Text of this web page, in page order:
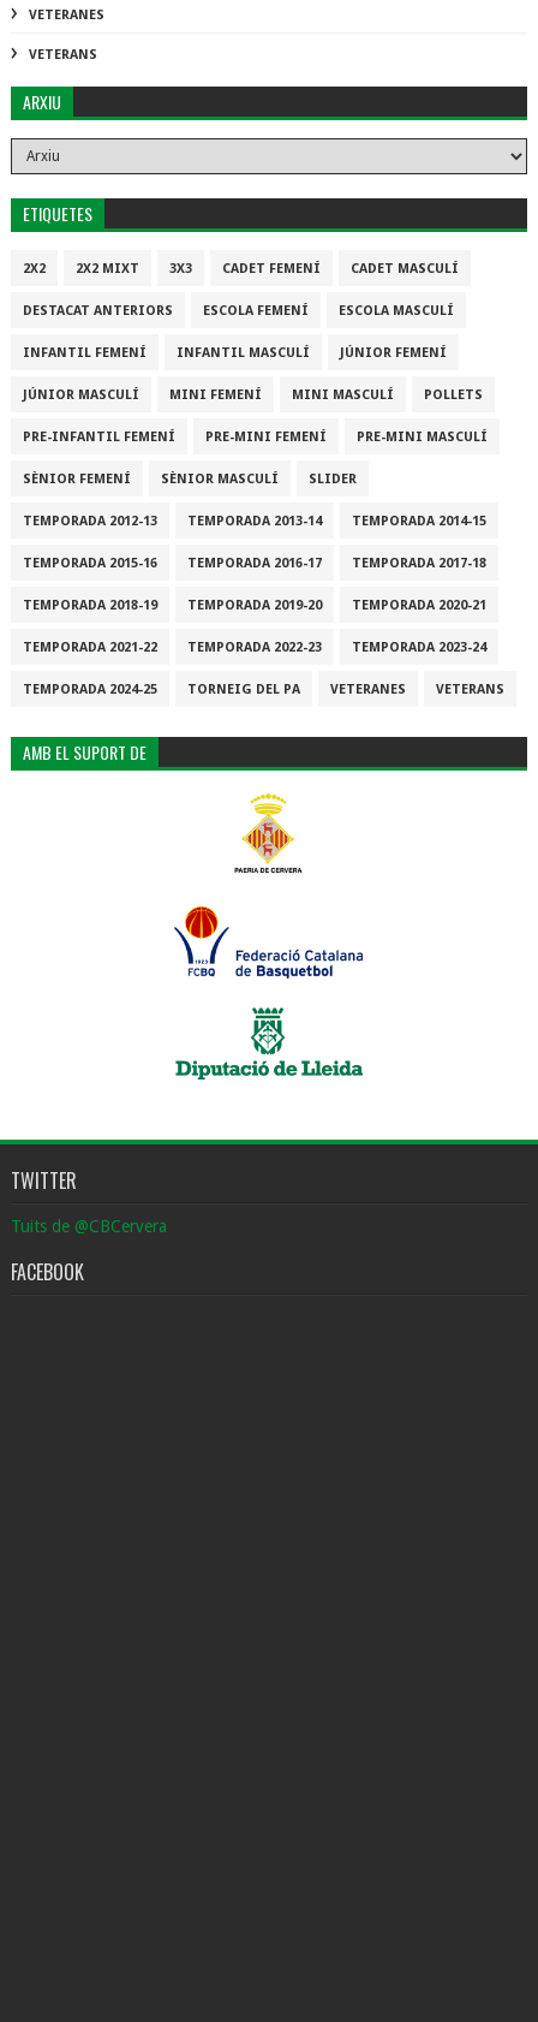
VETERANES
VETERANS
ARXIU
ETIQUETES
2X2 2X2 MIXT 3X3 CADET FEMENÍ CADET MASCULÍ
DESTACAT ANTERIORS ESCOLA FEMENÍ ESCOLA MASCULÍ
INFANTIL FEMENÍ INFANTIL MASCULÍ JÚNIOR FEMENÍ
JÚNIOR MASCULÍ MINI FEMENÍ MINI MASCULÍ POLLETS
PRE-INFANTIL FEMENÍ PRE-MINI FEMENÍ PRE-MINI MASCULÍ
SÈNIOR FEMENÍ SÈNIOR MASCULÍ SLIDER
TEMPORADA 2012-13 TEMPORADA 2013-14 TEMPORADA 2014-15
TEMPORADA 2015-16 TEMPORADA 2016-17 TEMPORADA 2017-18
TEMPORADA 2018-19 TEMPORADA 2019-20 TEMPORADA 2020-21
TEMPORADA 2021-22 TEMPORADA 2022-23 TEMPORADA 2023-24
TEMPORADA 2024-25 TORNEIG DEL PA VETERANES VETERANS
AMB EL SUPORT DE
TWITTER
Tuits de @CBCervera
FACEBOOK